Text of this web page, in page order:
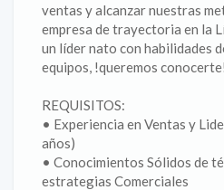
ventas y alcanzar nuestras
empresa de trayectoria en la
un líder nato con habilidades
equipos, !queremos
REQUISITOS:
• Experiencia en Ventas y
años)
• Conocimientos Sólidos de
estrategias Comerciales